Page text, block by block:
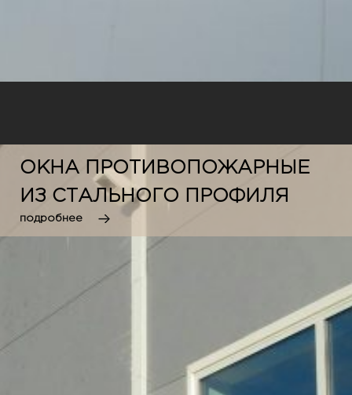
ОКНА ПРОТИВОПОЖАРНЫЕ
ИЗ СТАЛЬНОГО ПРОФИЛЯ
подробнее